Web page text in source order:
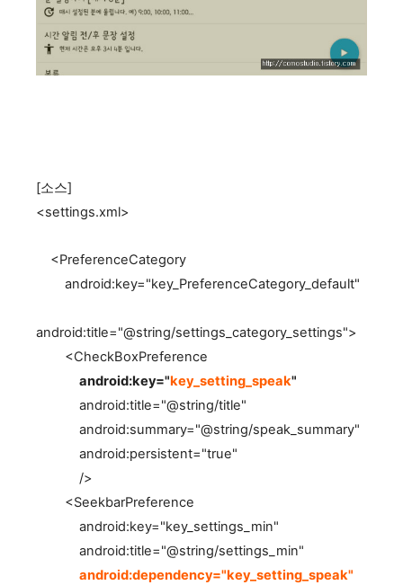
[소스]
<settings.xml>
<PreferenceCategory
android:key="key_PreferenceCategory_default"
android:title="@string/settings_category_settings">
<CheckBoxPreference
android:key="key_setting_speak"
android:title="@string/title"
android:summary="@string/speak_summary"
android:persistent="true"
/>
<SeekbarPreference
android:key="key_settings_min"
android:title="@string/settings_min"
android:dependency="key_setting_speak"